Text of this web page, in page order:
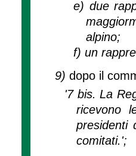
e) due
alpino;
f)un
9)dopo il
'7 bis. La
ricevono
presidenti
comitati.';